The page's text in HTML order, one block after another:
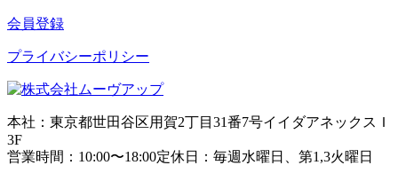
会員登録
プライバシーポリシー
本社：東京都世田谷区用賀2丁目31番7号イイダアネックスＩ
3F
営業時間：10:00〜18:00定休日：毎週水曜日、第1,3火曜日